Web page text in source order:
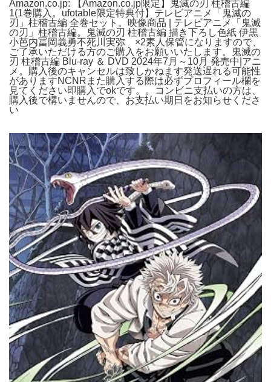
Amazon.co.jp: 【Amazon.co.jp限定】鬼滅の刃 柱稽古編
1(1巻購入。ufotable限定特典付】テレビアニメ「鬼滅の
刃」柱稽古編 全巻セット。映像商品 | テレビアニメ「鬼滅
の刃」柱稽古編。鬼滅の刃 柱稽古編 描き下ろし色紙 伊黒
小芭内冨岡義勇不死川実弥 ×2素人保管になりますので、
ご了承いただける方のご購入をお願いいたします。鬼滅の
刃 柱稽古編 Blu-ray ＆ DVD 2024年7月～10月 発売中|アニ
メ。購入後のキャンセルは致しかねます発送遅れる可能性
がありますNCNRまた購入する際は必ずプロフィール欄を
見てください即購入でokです。。コンビニ支払いの方は、
購入後で構いませんので、お支払い期日をお知らせくださ
い